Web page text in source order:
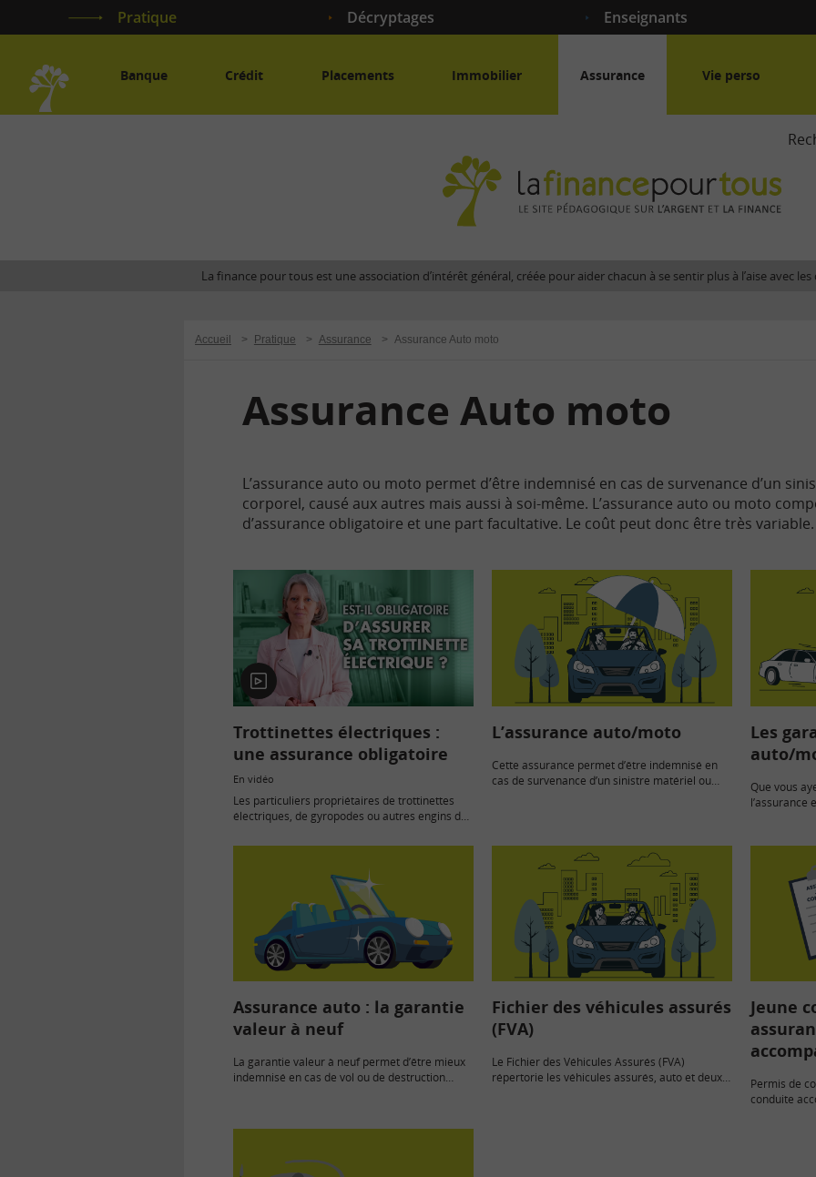
Pratique Décryptages Enseignants
Banque Crédit Placements Immobilier Assurance Vie perso
site
La finance pour tous est une association d’intérêt général, créée pour aider chacun à se sentir plus à l’aise avec
Accueil > Pratique > Assurance > Assurance Auto moto
Assurance Auto moto
L’assurance auto ou moto permet d’être indemnisé en cas de survenance d’un
corporel, causé aux autres mais aussi à soi-même. L’assurance auto ou moto
d’assurance obligatoire et une part facultative. Le coût peut donc être très
En
vidéo
Trottinettes électriques :
une assurance obligatoire
En vidéo
Les particuliers propriétaires de trottinettes
électriques, de gyropodes ou autres engins de
doivent obligatoirement…
L’assurance auto/moto
Cette assurance permet d’être indemnisé en
cas de survenance d’un sinistre matériel ou
Les
auto/
Que vous
l’assurance
Assurance auto : la garantie
valeur à neuf
La garantie valeur à neuf permet d’être mieux
indemnisé en cas de vol ou de destruction
Fichier des véhicules assurés
(FVA)
Le Fichier des Véhicules Assurés (FVA)
répertorie les véhicules assurés, auto et deux-
Jeune
Permis de
conduite